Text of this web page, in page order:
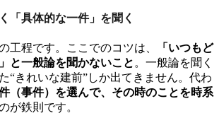
「具体的な一件」を聞く
工程です。ここでのコツは、
「いつもど
と一般論を聞かないこと。一般論を聞く
“きれいな建前”しか出てきません。代わ
（事件）を選んで、その時のことを時系
が鉄則です。